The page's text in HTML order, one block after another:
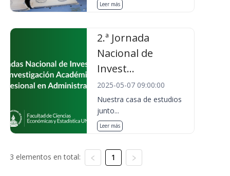
Leer más
2.ª Jornada
Nacional de
Invest...
2025-05-07 09:00:00
Nuestra casa de estudios
junto...
Leer más
3 elementos en total: 1